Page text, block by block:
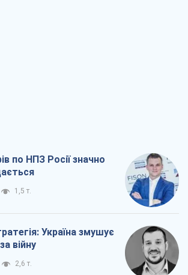
по НПЗ Росії значно
1,5 т.
Україна змушує
війну
2,6 т.